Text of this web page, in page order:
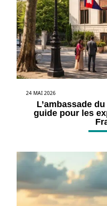
24 MAI 2026
L’ambassade
guide pour les